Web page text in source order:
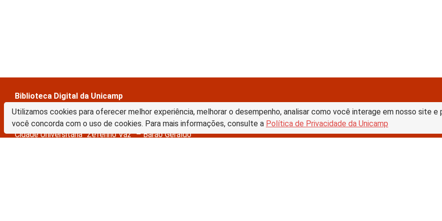
Utilizamos cookies para oferecer melhor experiência, melhorar o desempenho, analisar como você interage em nosso site
você concorda com o uso de cookies. Para mais informações, consulte a Política de Privacidade da Unicamp
Biblioteca Digital da Unicamp
Prédio da Biblioteca Central Cesar Lattes
Rua Sérgio Buarque de Holanda, 421 – 1º piso
Cidade Universitária “Zeferino Vaz” – Barão Geraldo